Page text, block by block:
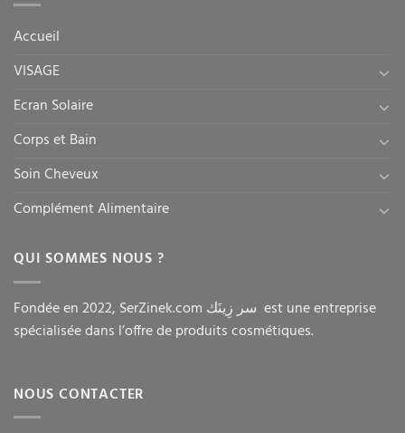
Accueil
VISAGE
Ecran Solaire
Corps et Bain
Soin Cheveux
Complément Alimentaire
QUI SOMMES NOUS ?
Fondée en 2022, SerZinek.com سر زِينَك est une entreprise
spécialisée dans l’offre de produits cosmétiques.
NOUS CONTACTER